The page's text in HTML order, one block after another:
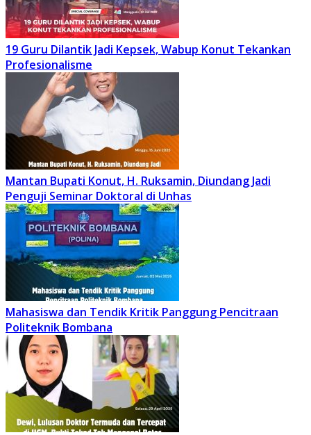
19 Guru Dilantik Jadi Kepsek, Wabup Konut Tekankan
Profesionalisme
Mantan Bupati Konut, H. Ruksamin, Diundang Jadi
Penguji Seminar Doktoral di Unhas
Mahasiswa dan Tendik Kritik Panggung Pencitraan
Politeknik Bombana